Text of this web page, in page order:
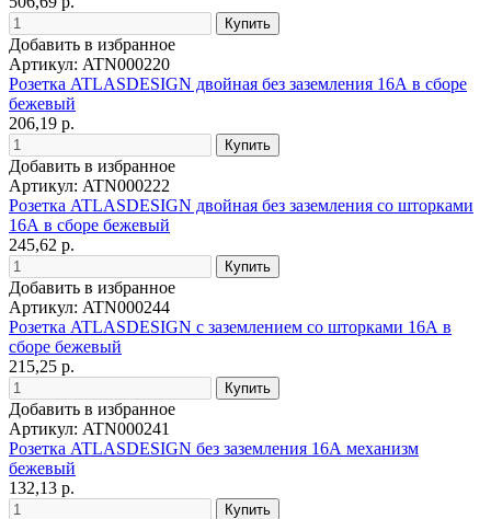
Добавить в избранное
Артикул: ATN000220
Розетка ATLASDESIGN двойная без заземления 16А в сборе
бежевый
206,19 р.
Добавить в избранное
Артикул: ATN000222
Розетка ATLASDESIGN двойная без заземления со шторками
16А в сборе бежевый
245,62 р.
Добавить в избранное
Артикул: ATN000244
Розетка ATLASDESIGN с заземлением со шторками 16А в
сборе бежевый
215,25 р.
Добавить в избранное
Артикул: ATN000241
Розетка ATLASDESIGN без заземления 16А механизм
бежевый
132,13 р.